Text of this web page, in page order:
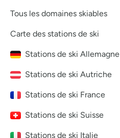
Tous les domaines skiables
Carte des stations de ski
Stations de ski Allemagne
Stations de ski Autriche
Stations de ski France
Stations de ski Suisse
Stations de ski Italie